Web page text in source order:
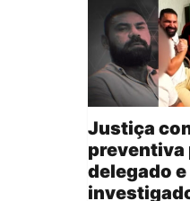
Justiça
preventiva
delegado